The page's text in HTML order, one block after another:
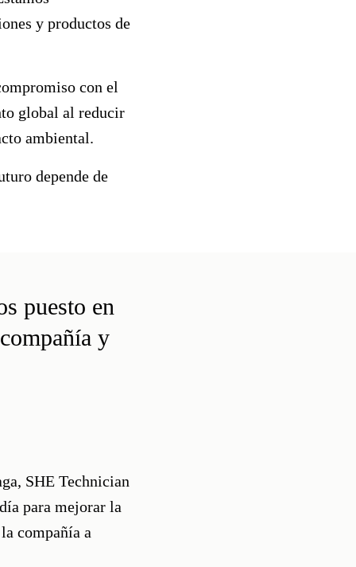
y productos de
con el
global al reducir
ambiental.
depende de
puesto en
y
, SHE Technician
para mejorar la
compañía a